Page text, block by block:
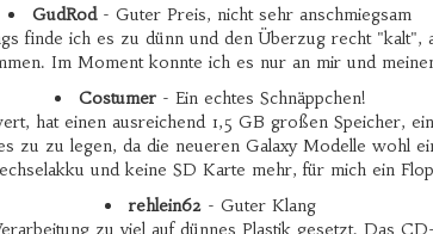
GudRod- Guter Preis, nicht sehr anschmiegsam
finde ich es zu dünn und den Überzug recht
Im Moment konnte ich es nur an mir und
Costumer - Ein echtes Schnäppchen!
hat einen ausreichend 1,5 GB großen Speicher,
zu zu legen, da die neueren Galaxy Modelle wohl
und keine SD Karte mehr, für mich ein
rehlein62- Guter Klang
zu viel auf dünnes Plastik gesetzt. Das